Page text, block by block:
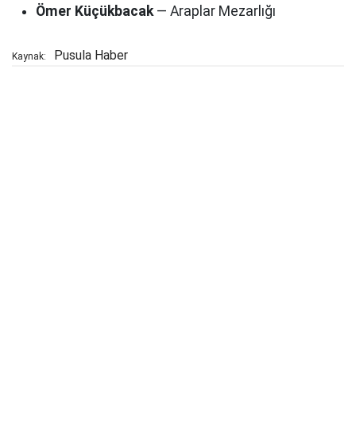
Ömer Küçükbacak— Araplar Mezarlığı
Kaynak: Pusula Haber